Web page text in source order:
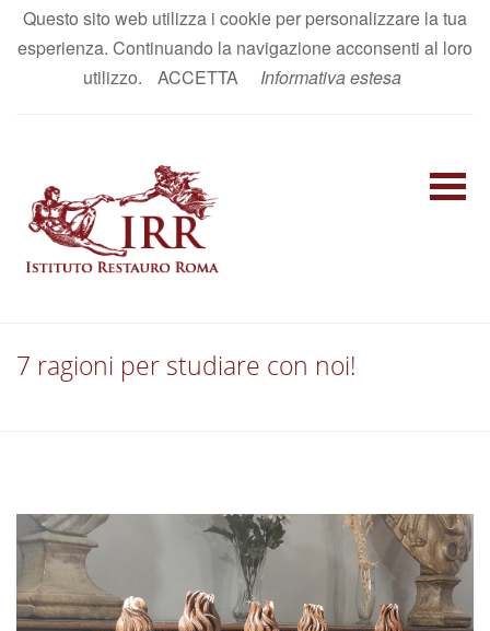
Questo sito web utilizza i cookie per personalizzare la tua
esperienza. Continuando la navigazione acconsenti al loro
utilizzo.
ACCETTA Informativa estesa
AREA RISERVATA
7 ragioni per studiare con noi!